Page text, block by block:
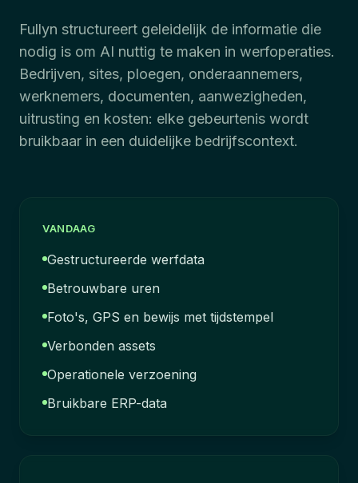
Fullyn structureert geleidelijk de informatie die
nodig is om AI nuttig te maken in werfoperaties.
Bedrijven, sites, ploegen, onderaannemers,
werknemers, documenten, aanwezigheden,
uitrusting en kosten: elke gebeurtenis wordt
bruikbaar in een duidelijke bedrijfscontext.
VANDAAG
Gestructureerde werfdata
Betrouwbare uren
Foto's, GPS en bewijs met tijdstempel
Verbonden assets
Operationele verzoening
Bruikbare ERP-data